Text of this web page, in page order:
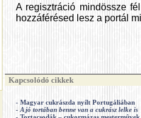
A regisztráció mindössze
hozzáférésed lesz a portál
Kapcsolódó cikkek
- Magyar cukrászda nyílt Portugáliában
- A jó tortában benne van a cukrász lelke is